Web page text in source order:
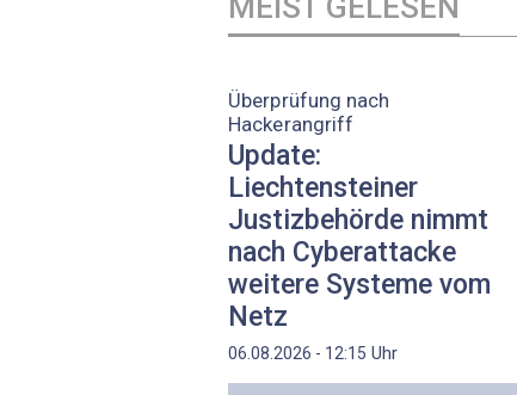
Überprüfung nach
Hackerangriff
Update:
Liechtensteiner
Justizbehörde nimmt
nach Cyberattacke
weitere Systeme vom
Netz
06.08.2026 - 12:15 Uhr